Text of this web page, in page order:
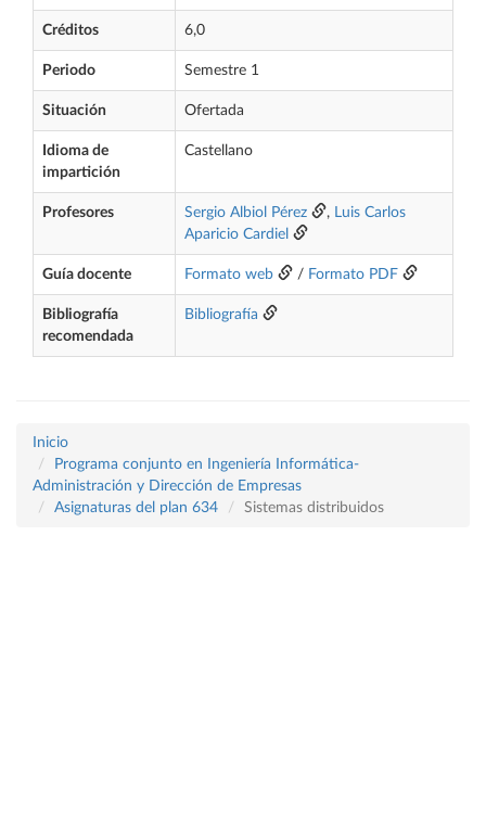
Créditos 6,0
Periodo Semestre 1
Situación Ofertada
Idioma de
impartición
Castellano
Profesores Sergio Albiol Pérez , Luis Carlos
Aparicio Cardiel
Guía docente Formato web / Formato PDF
Bibliografía
recomendada
Bibliografía
Inicio
Programa conjunto en Ingeniería Informática-
Administración y Dirección de Empresas
Asignaturas del plan 634
Sistemas distribuidos